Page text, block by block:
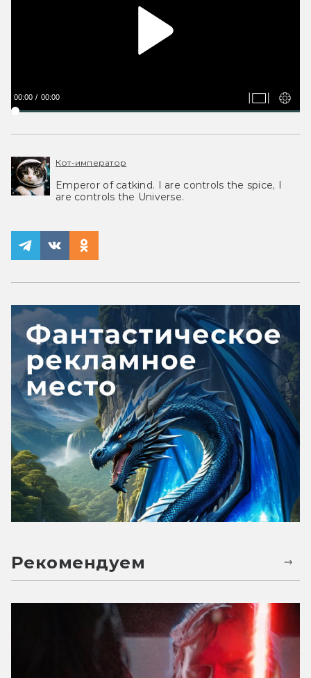
00:00 00:00
Кот-император
Emperor of catkind. I are controls the spice, I
are controls the Universe.
Рекомендуем